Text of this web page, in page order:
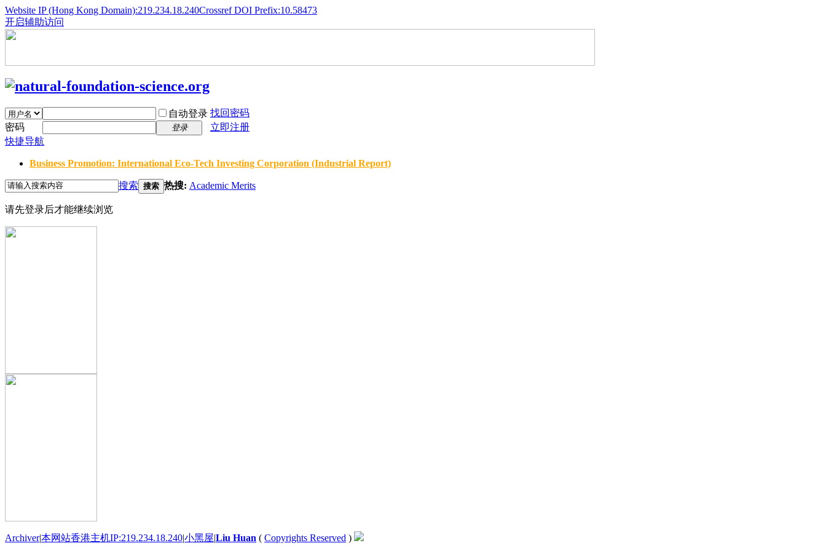
Website IP (Hong Kong Domain):219.234.18.240Crossref DOI Prefix:10.58473
开启辅助访问
自动登录 找回密码
密码
登录
立即注册
快捷导航
Business Promotion: International Eco-Tech Investing Corporation (Industrial Report)
搜索 搜索 热搜: Academic Merits
请先登录后才能继续浏览
Archiver|本网站香港主机IP:219.234.18.240|小黑屋|Liu Huan ( Copyrights Reserved )